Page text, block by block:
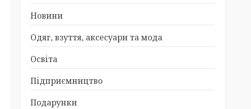
Новини
Одяг, взуття, аксесуари та мода
Освіта
Підприємництво
Подарунки